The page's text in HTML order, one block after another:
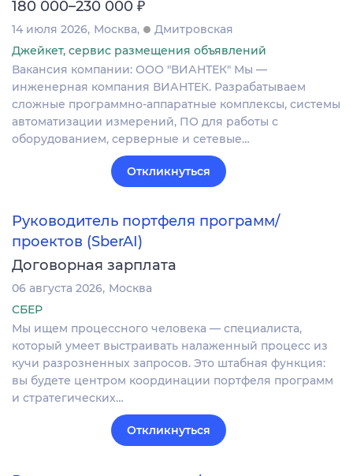
180 000–230 000 ₽
14 июля 2026 Москва
Дмитровская
Джейкет, сервис размещения объявлений
Вакансия компании: ООО "ВИАНТЕК" Мы —
инженерная компания ВИАНТЕК. Разрабатываем
сложные программно-аппаратные комплексы, системы
автоматизации измерений, ПО для работы с
оборудованием, серверные и сетевые…
Откликнуться
Руководитель портфеля программ/
проектов (SberAI)
Договорная зарплата
06 августа 2026 Москва
СБЕР
Мы ищем процессного человека — специалиста,
который умеет выстраивать налаженный процесс из
кучи разрозненных запросов. Это штабная функция:
вы будете центром координации портфеля программ
и стратегических…
Откликнуться